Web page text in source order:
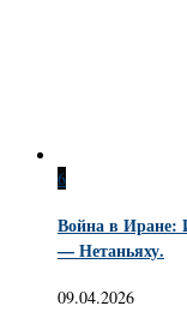
6
Война в Иране:
— Нетаньяху.
09.04.2026